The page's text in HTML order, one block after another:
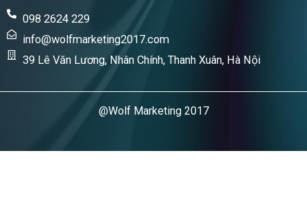
098 2624 229
info@wolfmarketing2017.com
39 Lê Văn Lương, Nhân Chính, Thanh Xuân, Hà Nội
@Wolf Marketing 2017